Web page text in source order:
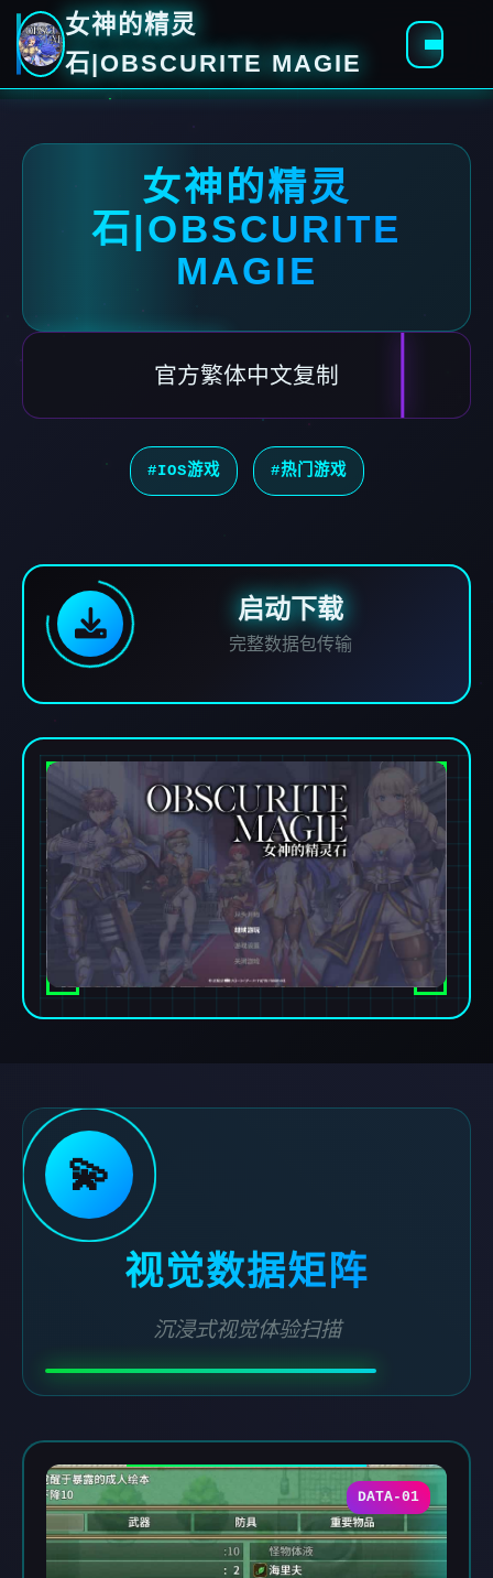
女神的精灵
石|OBSCURITE MAGIE
女神的精灵
石|OBSCURITE
MAGIE
官方繁体中文复制
#IOS游戏 #热门游戏
启动下载
完整数据包传输
💫
视觉数据矩阵
沉浸式视觉体验扫描
DATA-01